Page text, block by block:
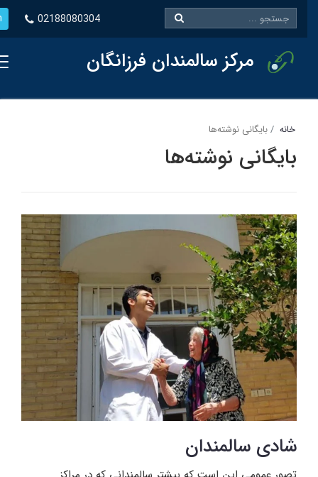
02188080304
مرکز سالمندان فرزانگان
خانه بایگانی نوشته‌ها
بایگانی نوشته‌ها
شادی سالمندان